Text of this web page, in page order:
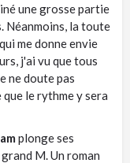
une grosse partie
Néanmoins, la toute
me donne envie
j'ai vu que tous
ne doute pas
le rythme y sera
plonge ses
M. Un roman